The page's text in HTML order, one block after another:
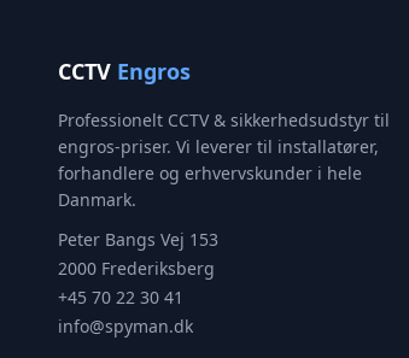
CCTV Engros
Professionelt CCTV & sikkerhedsudstyr til
engros-priser. Vi leverer til installatører,
forhandlere og erhvervskunder i hele
Danmark.
Peter Bangs Vej 153
2000 Frederiksberg
+45 70 22 30 41
info@spyman.dk